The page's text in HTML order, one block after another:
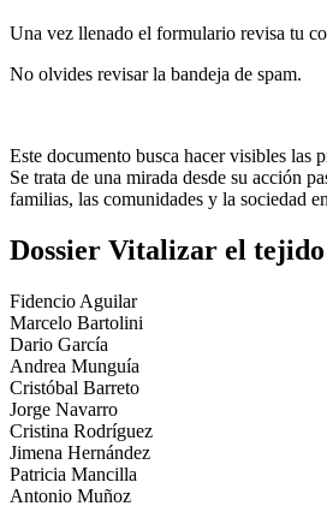
Una vez llenado el formulario revisa tu
No olvides revisar la bandeja de spam.
Este documento busca hacer visibles las
Se trata de una mirada desde su acción
familias, las comunidades y la sociedad
Dossier Vitalizar el tejido
Fidencio Aguilar
Marcelo Bartolini
Dario García
Andrea Munguía
Cristóbal Barreto
Jorge Navarro
Cristina Rodríguez
Jimena Hernández
Patricia Mancilla
Antonio Muñoz